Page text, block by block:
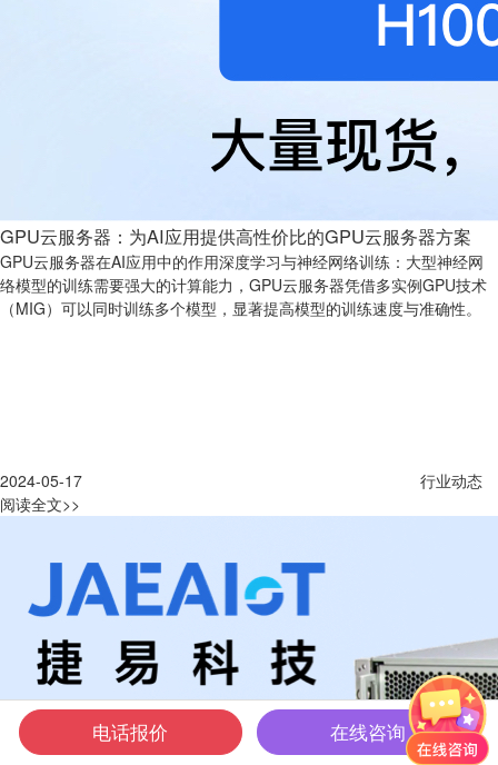
GPU云服务器：为AI应用提供高性价比的GPU云服务器方案
GPU云服务器在AI应用中的作用深度学习与神经网络训练：大型神经网
络模型的训练需要强大的计算能力，GPU云服务器凭借多实例GPU技术
（MIG）可以同时训练多个模型，显著提高模型的训练速度与准确性。
2024-05-17
行业动态
阅读全文>>
电话报价 在线咨询